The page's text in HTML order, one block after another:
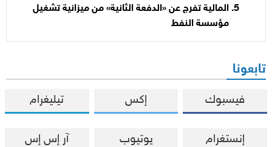
المالية تفرج عن «الدفعة الثانية» من ميزانية تشغيل
مؤسسة النفط
تابعونا
فيسبوك إكس تيليغرام
إنستغرام يوتيوب آر إس إس